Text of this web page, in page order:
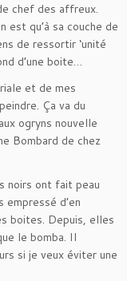
chef des affreux.
est qu’à sa couche de
de ressortir ‘unité
d’une boite…
et de mes
Ça va du
ogryns nouvelle
Bombard de chez
noirs ont fait peau
empressé d’en
boites. Depuis, elles
le bomba. Il
si je veux éviter une